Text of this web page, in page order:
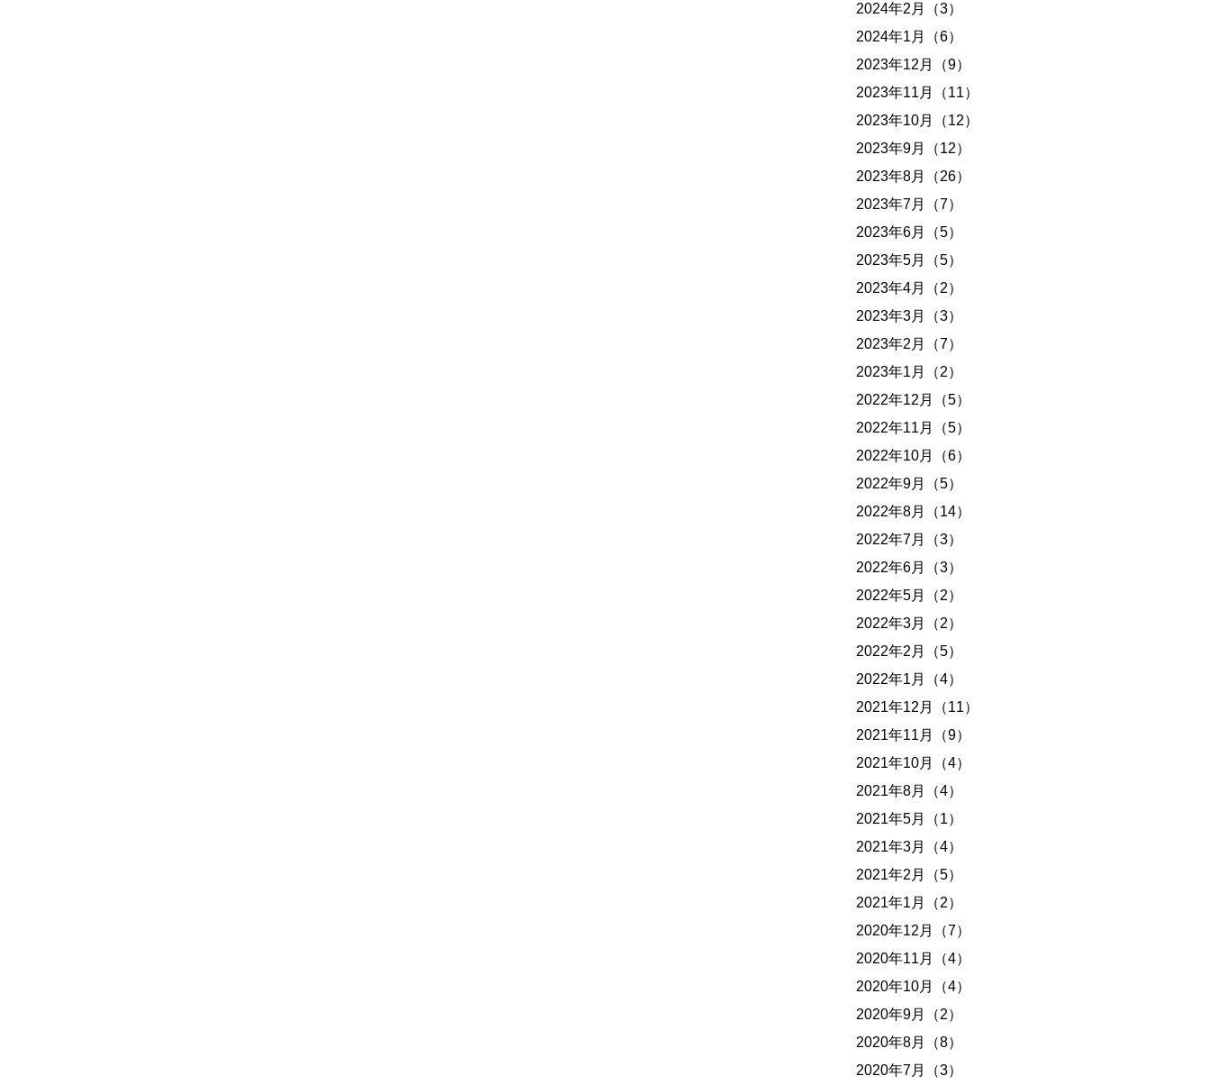
2024年2月（3）
2024年1月（6）
2023年12月（9）
2023年11月（11）
2023年10月（12）
2023年9月（12）
2023年8月（26）
2023年7月（7）
2023年6月（5）
2023年5月（5）
2023年4月（2）
2023年3月（3）
2023年2月（7）
2023年1月（2）
2022年12月（5）
2022年11月（5）
2022年10月（6）
2022年9月（5）
2022年8月（14）
2022年7月（3）
2022年6月（3）
2022年5月（2）
2022年3月（2）
2022年2月（5）
2022年1月（4）
2021年12月（11）
2021年11月（9）
2021年10月（4）
2021年8月（4）
2021年5月（1）
2021年3月（4）
2021年2月（5）
2021年1月（2）
2020年12月（7）
2020年11月（4）
2020年10月（4）
2020年9月（2）
2020年8月（8）
2020年7月（3）